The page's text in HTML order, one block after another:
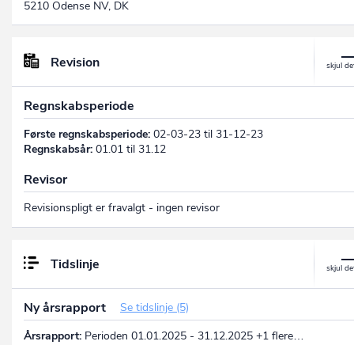
5210 Odense NV, DK
Revision
Regnskabsperiode
Første regnskabsperiode: 02-03-23 til 31-12-23
Regnskabsår: 01.01 til 31.12
Revisor
Revisionspligt er fravalgt - ingen revisor
Tidslinje
Ny årsrapport
Se tidslinje (5)
Årsrapport: Perioden 01.01.2025 - 31.12.2025 +1 flere…